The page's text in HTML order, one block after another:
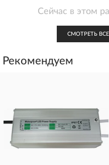
Сейчас в этом
СМОТРЕТЬ
Рекомендуем